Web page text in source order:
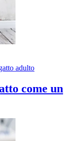
adulto
come un